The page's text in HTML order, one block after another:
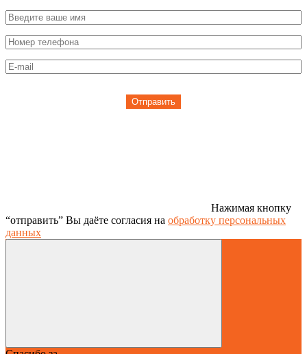
Отправить
Нажимая кнопку
“отправить” Вы даёте согласия на обработку персональных
данных